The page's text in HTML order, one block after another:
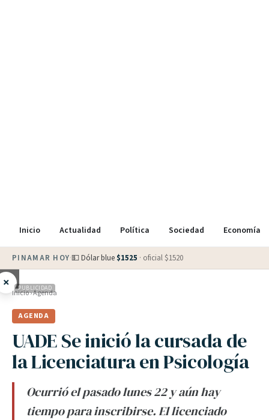
Inicio Actualidad Política Sociedad Economía
PINAMAR HOY·💵 Dólar blue $1525 · oficial $1520
× PUBLICIDAD
Inicio›Agenda
AGENDA
UADE Se inició la cursada de
la Licenciatura en Psicología
Ocurrió el pasado lunes 22 y aún hay
tiempo para inscribirse. El licenciado